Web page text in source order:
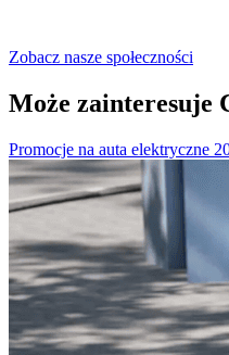
Zobacz nasze społeczności
Może zainteresuje
Promocje na auta elektryczne